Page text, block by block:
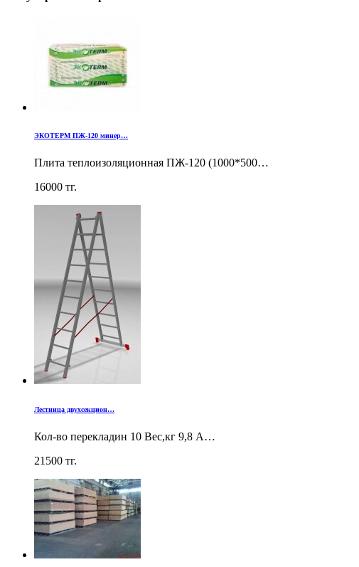
ЭКОТЕРМ ПЖ-120 минер…
Плита теплоизоляционная ПЖ-120 (1000*500…
16000 тг.
Лестница двухсекцион…
Кол-во перекладин 10 Вес,кг 9,8 А…
21500 тг.